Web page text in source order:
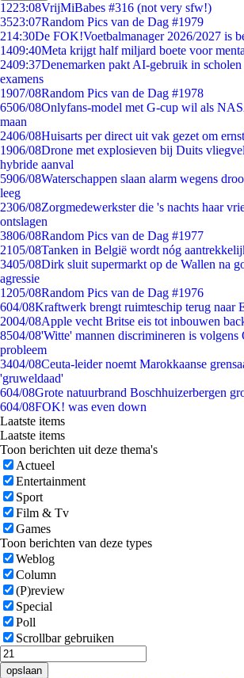
1223:08VrijMiBabes #316 (not very sfw!)
3523:07Random Pics van de Dag #1979
214:30De FOK!Voetbalmanager 2026/2027 is
1409:40Meta krijgt half miljard boete voor
2409:37Denemarken pakt AI-gebruik in
examens
1907/08Random Pics van de Dag #1978
6506/08Onlyfans-model met G-cup wil als
maan
2406/08Huisarts per direct uit vak gezet om
1906/08Drone met explosieven bij Duits
hybride aanval
5906/08Waterschappen slaan alarm wegens
leeg
2306/08Zorgmedewerkster die 's nachts haar
ontslagen
3806/08Random Pics van de Dag #1977
2105/08Tanken in België wordt nóg
3405/08Dirk sluit supermarkt op de Wallen na
agressie
1205/08Random Pics van de Dag #1976
604/08Kraftwerk brengt ruimteschip terug naar
2004/08Apple vecht Britse eis tot inbouwen
8504/08'Witte' mannen discrimineren is volgens
probleem
3404/08Ceuta-leider noemt Marokkaanse
'gruweldaad'
604/08Grote natuurbrand Boschhuizerbergen
604/08FOK! was even down
Laatste items
Laatste items
Toon berichten uit deze thema's
Actueel
Entertainment
Sport
Film & Tv
Games
Toon berichten van deze types
Weblog
Column
(P)review
Special
Poll
Scrollbar gebruiken
opslaan